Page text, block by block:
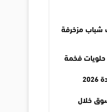
شباب مزخرفة
فخمة
خلال